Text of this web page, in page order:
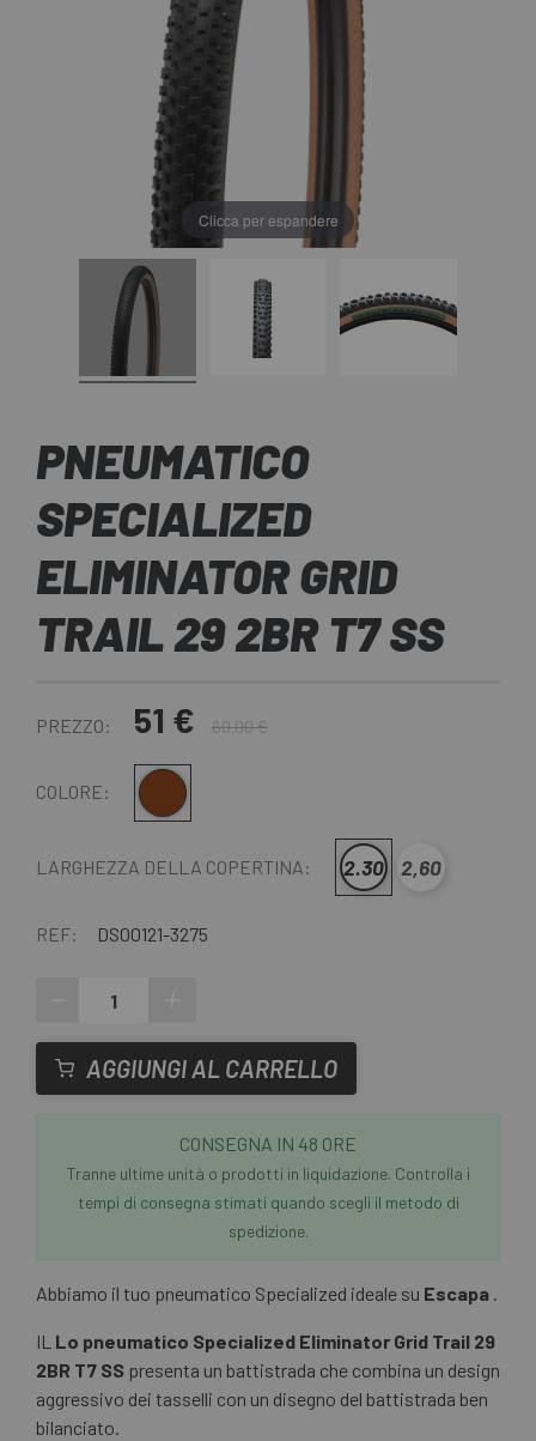
Clicca per espandere
PNEUMATICO
SPECIALIZED
ELIMINATOR GRID
TRAIL 29 2BR T7 SS
PREZZO: 51 € 60,00 €
COLORE: Marrone
LARGHEZZA DELLA COPERTINA: 2.30 2,60
REF: DS00121-3275
AGGIUNGI AL CARRELLO
CONSEGNA IN 48 ORE
Tranne ultime unità o prodotti in liquidazione. Controlla i
tempi di consegna stimati quando scegli il metodo di
spedizione.
Abbiamo il tuo pneumatico Specialized ideale su Escapa .
IL Lo pneumatico Specialized Eliminator Grid Trail 29
2BR T7 SS presenta un battistrada che combina un design
aggressivo dei tasselli con un disegno del battistrada ben
bilanciato.